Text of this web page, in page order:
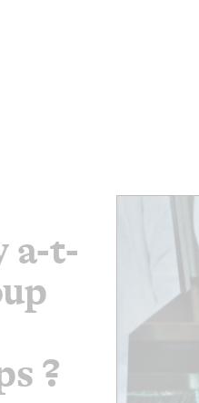
a-t-
?